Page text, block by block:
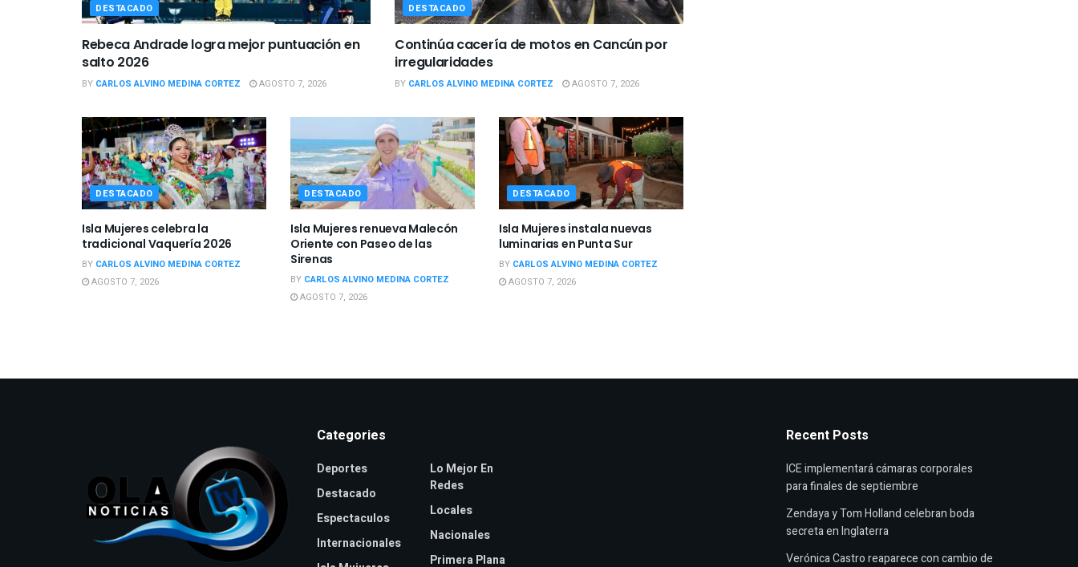
DESTACADO
Rebeca Andrade logra mejor puntuación en
salto 2026
BY CARLOS ALVINO MEDINA CORTEZ AGOSTO 7, 2026
DESTACADO
Continúa cacería de motos en Cancún por
irregularidades
BY CARLOS ALVINO MEDINA CORTEZ AGOSTO 7, 2026
DESTACADO
Isla Mujeres celebra la
tradicional Vaquería 2026
BY CARLOS ALVINO MEDINA CORTEZ
AGOSTO 7, 2026
DESTACADO
Isla Mujeres renueva Malecón
Oriente con Paseo de las
Sirenas
BY CARLOS ALVINO MEDINA CORTEZ
AGOSTO 7, 2026
DESTACADO
Isla Mujeres instala nuevas
luminarias en Punta Sur
BY CARLOS ALVINO MEDINA CORTEZ
AGOSTO 7, 2026
Categories
Deportes
Destacado
Espectaculos
Internacionales
Lo Mejor En
Redes
Locales
Nacionales
Primera Plana
Recent Posts
ICE implementará cámaras corporales
para finales de septiembre
Zendaya y Tom Holland celebran boda
secreta en Inglaterra
Verónica Castro reaparece con cambio de